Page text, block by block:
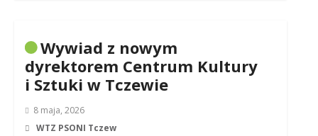
Wywiad z nowym
dyrektorem Centrum Kultury
i Sztuki w Tczewie
8 maja, 2026
WTZ PSONI Tczew